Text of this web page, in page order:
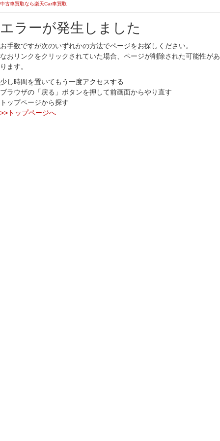
中古車買取なら楽天Car車買取
エラーが発生しました
お手数ですが次のいずれかの方法でページをお探しください。
なおリンクをクリックされていた場合、ページが削除された可能性があ
ります。
少し時間を置いてもう一度アクセスする
ブラウザの「戻る」ボタンを押して前画面からやり直す
トップページから探す
>>トップページへ